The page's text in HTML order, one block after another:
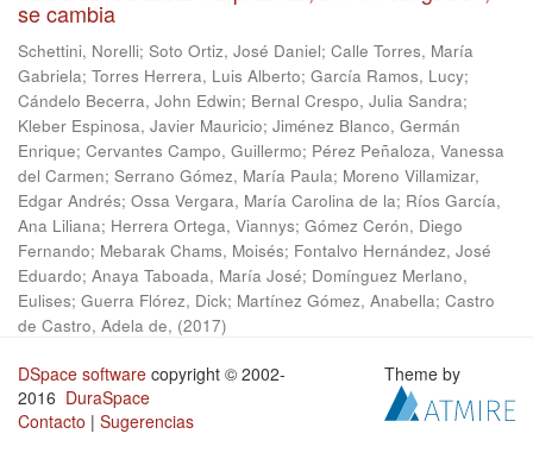
se cambia
Schettini, Norelli; Soto Ortiz, José Daniel; Calle Torres, María
Gabriela; Torres Herrera, Luis Alberto; García Ramos, Lucy;
Cándelo Becerra, John Edwin; Bernal Crespo, Julia Sandra;
Kleber Espinosa, Javier Mauricio; Jiménez Blanco, Germán
Enrique; Cervantes Campo, Guillermo; Pérez Peñaloza, Vanessa
del Carmen; Serrano Gómez, María Paula; Moreno Villamizar,
Edgar Andrés; Ossa Vergara, María Carolina de la; Ríos García,
Ana Liliana; Herrera Ortega, Viannys; Gómez Cerón, Diego
Fernando; Mebarak Chams, Moisés; Fontalvo Hernández, José
Eduardo; Anaya Taboada, María José; Domínguez Merlano,
Eulises; Guerra Flórez, Dick; Martínez Gómez, Anabella; Castro
de Castro, Adela de, (2017)
DSpace software copyright © 2002-
2016 DuraSpace
Contacto | Sugerencias
Theme by